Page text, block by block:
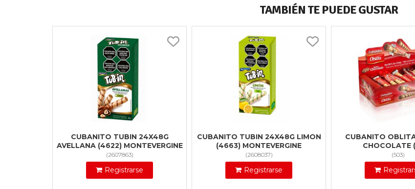
TAMBIÉN TE PUEDE GUSTAR
CUBANITO TUBIN 24X48G
AVELLANA (4622) MONTEVERGINE
(2607863)
Registrarse
CUBANITO TUBIN 24X48G LIMON
(4663) MONTEVERGINE
(2608037)
Registrarse
CUBANITO
CHOCOLATE
(503)